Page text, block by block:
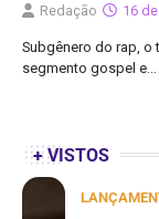
Redação 16
Subgênero do rap, o
segmento gospel e…
+ VISTOS